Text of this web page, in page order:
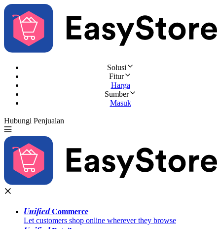
Solusi
Fitur
Harga
Sumber
Masuk
Hubungi Penjualan
UnifiedCommerce
Let customers shop online wherever they browse